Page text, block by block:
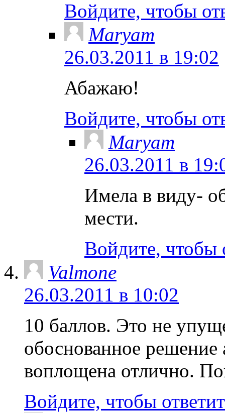
Войдите, чтобы
Maryam
26.03.2011 в 19:02
Абажаю!
Войдите, чтобы
Maryam
26.03.2011 в
Имела в виду-
мести.
Войдите, чтобы
Valmone
26.03.2011 в 10:02
10 баллов. Это не
обоснованное решение
воплощена отлично.
Войдите, чтобы